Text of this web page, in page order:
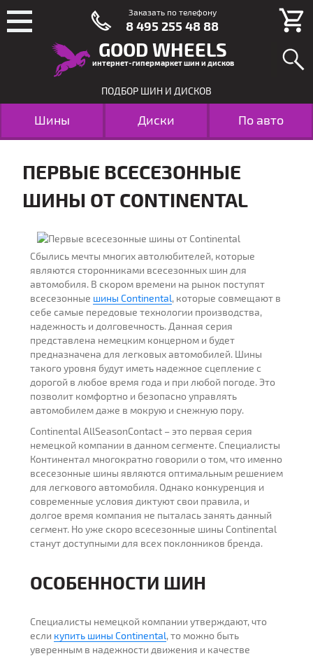
GOOD WHEELS
интернет-гипермаркет шин и дисков
ПОДБОР ШИН И ДИСКОВ
Шины Диски По авто
ПЕРВЫЕ ВСЕСЕЗОННЫЕ
ШИНЫ ОТ CONTINENTAL
Сбылись мечты многих автолюбителей, которые
являются сторонниками всесезонных шин для
автомобиля. В скором времени на рынок поступят
всесезонные шины Continental, которые совмещают в
себе самые передовые технологии производства,
надежность и долговечность. Данная серия
представлена немецким концерном и будет
предназначена для легковых автомобилей. Шины
такого уровня будут иметь надежное сцепление с
дорогой в любое время года и при любой погоде. Это
позволит комфортно и безопасно управлять
автомобилем даже в мокрую и снежную пору.
Continental AllSeasonContact – это первая серия
немецкой компании в данном сегменте. Специалисты
Континентал многократно говорили о том, что именно
всесезонные шины являются оптимальным решением
для легкового автомобиля. Однако конкуренция и
современные условия диктуют свои правила, и
долгое время компания не пыталась занять данный
сегмент. Но уже скоро всесезонные шины Continental
станут доступными для всех поклонников бренда.
ОСОБЕННОСТИ ШИН
Специалисты немецкой компании утверждают, что
если купить шины Continental, то можно быть
уверенным в надежности движения и качестве
Заказать по телефону
8 495 255 48 88